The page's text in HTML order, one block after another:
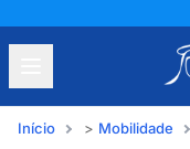
Início Mobilidade